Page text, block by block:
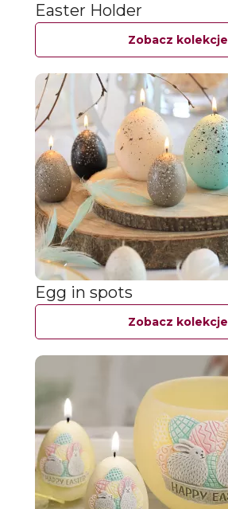
Easter Holder
Zobacz kolekcje
Egg in spots
Zobacz kolekcje